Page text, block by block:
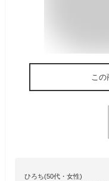
こ
ひろち(50代・女性)